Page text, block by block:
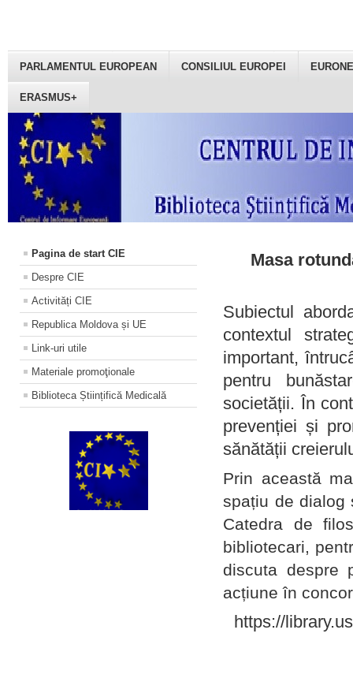
PARLAMENTUL EUROPEAN CONSILIUL EUROPEI
ERASMUS+
Pagina de start CIE
Despre CIE
Activități CIE
Republica Moldova și UE
Link-uri utile
Materiale promoţionale
Biblioteca Științifică Medicală
Masa
Subiectul
contextul
important,
pentru
societății. În
prevenției și
sănătății
Prin această
spațiu de dialog
Catedra de
bibliotecari,
discuta despre
acțiune în
https://